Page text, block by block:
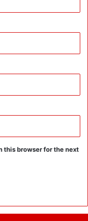
this browser for the next